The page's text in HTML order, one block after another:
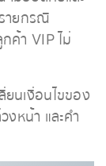
ายกรณี
ค้า VIP ไม่
นเงื่อนไขของ
งหน้า และคำ